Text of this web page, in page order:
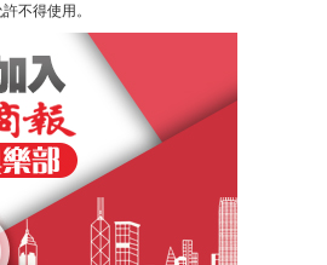
不得使用。